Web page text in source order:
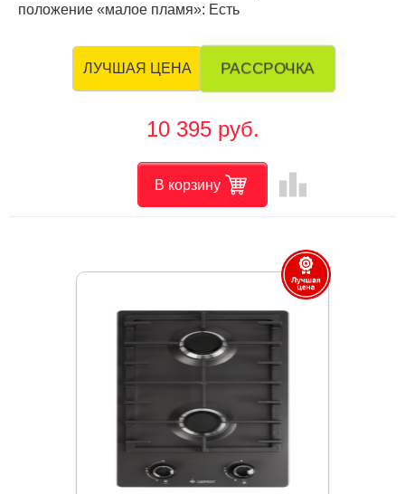
положение «малое пламя»: Есть
ЛУЧШАЯ ЦЕНА РАССРОЧКА
10 395 руб.
В корзину leaderboard